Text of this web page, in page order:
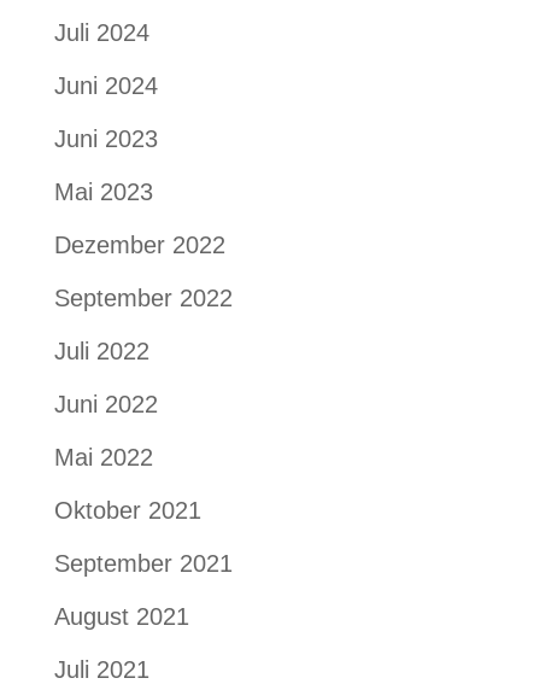
Juli 2024
Juni 2024
Juni 2023
Mai 2023
Dezember 2022
September 2022
Juli 2022
Juni 2022
Mai 2022
Oktober 2021
September 2021
August 2021
Juli 2021